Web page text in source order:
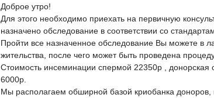
Доброе утро!
Для этого необходимо приехать на первичную
назначено обследование в соответствии со
Пройти все назначенное обследование Вы можете в
жительства, после чего может быть проведена
Стоимость инсеминации спермой 22350р ,
6000р.
Мы располагаем обширной базой криобанка